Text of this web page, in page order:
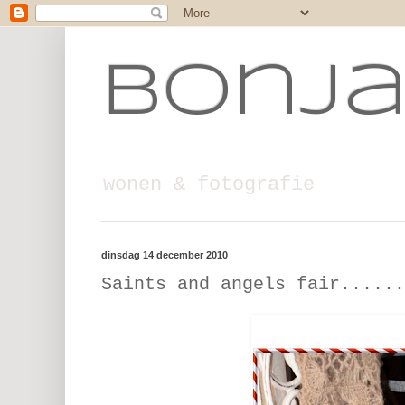
wonen & fotografie
dinsdag 14 december 2010
Saints and angels fair......